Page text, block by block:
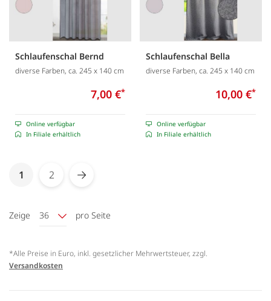
Schlaufenschal Bernd
diverse Farben, ca. 245 x 140 cm
7,00 €*
Online verfügbar
In Filiale erhältlich
Schlaufenschal Bella
diverse Farben, ca. 245 x 140 cm
10,00 €*
Online verfügbar
In Filiale erhältlich
SeiteYou're currently reading page
1 Seite
2 Seite
Weiter
Zeige 36 pro Seite
*Alle Preise in Euro, inkl. gesetzlicher Mehrwertsteuer, zzgl.
Versandkosten